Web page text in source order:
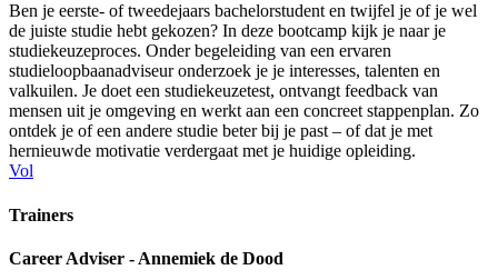
Ben je eerste- of tweedejaars bachelorstudent en twijfel je of je wel
de juiste studie hebt gekozen? In deze bootcamp kijk je naar je
studiekeuzeproces. Onder begeleiding van een ervaren
studieloopbaanadviseur onderzoek je je interesses, talenten en
valkuilen. Je doet een studiekeuzetest, ontvangt feedback van
mensen uit je omgeving en werkt aan een concreet stappenplan. Zo
ontdek je of een andere studie beter bij je past – of dat je met
hernieuwde motivatie verdergaat met je huidige opleiding.
Vol
Trainers
Career Adviser - Annemiek de Dood